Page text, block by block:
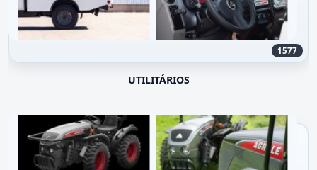
1577
UTILITÁRIOS